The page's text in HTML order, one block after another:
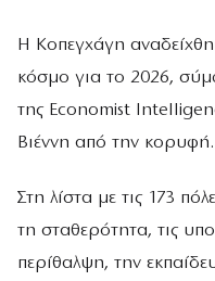
Η Κοπεγχάγη
κόσμο για το 2026,
της Economist
Βιέννη από την κορυφή.
Στη λίστα με τις 173
τη σταθερότητα, τις
περίθαλψη, την